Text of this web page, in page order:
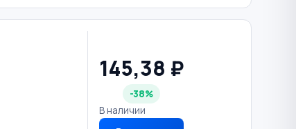
145,38 ₽
-38%
В наличии